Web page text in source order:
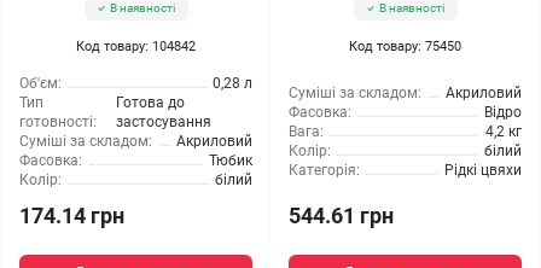
В наявності
Код товару: 104842
Об'єм:
0,28 л
Тип
готовності:
Готова до
застосування
Суміші за складом:
Акриловий
Фасовка:
Тюбик
Колір:
білий
174.14 грн
В наявності
Код товару: 75450
Суміші за складом:
Акриловий
Фасовка:
Відро
Вага:
4,2 кг
Колір:
білий
Категорія:
Рідкі цвяхи
544.61 грн